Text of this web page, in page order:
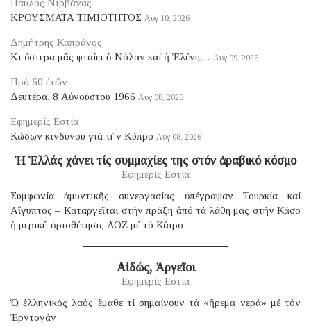
Παύλος Νιρβάνας
ΚΡΟΥΣΜΑΤΑ ΤΙΜΙΟΤΗΤΟΣ Αυγ 10, 2026
Δημήτρης Καπράνος
Κι ὕστερα μᾶς φταίει ὁ Νόλαν καί ἡ Ἑλένη… Αυγ 09, 2026
Πρό 60 ἐτῶν
Δευτέρα, 8 Αὐγούστου 1966 Αυγ 08, 2026
Εφημερίς Εστία
Κώδων κινδύνου γιά τήν Κύπρο Αυγ 08, 2026
Ἡ Ἑλλάς χάνει τίς συμμαχίες της στόν ἀραβικό κόσμο
Εφημερίς Εστία
Συμφωνία ἀμυντικῆς συνεργασίας ὑπέγραψαν Τουρκία καί
Αἴγυπτος – Καταργεῖται στήν πράξη ἀπό τά λάθη μας στήν Κάσο
ἡ μερική ὁριοθέτησις ΑΟΖ μέ τό Κάιρο
Αἰδώς, Ἀργεῖοι
Εφημερίς Εστία
Ὁ ἑλληνικός λαός ἔμαθε τί σημαίνουν τά «ἤρεμα νερά» μέ τόν
Ἐρντογάν